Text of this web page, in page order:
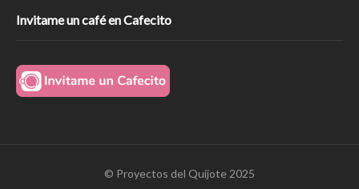
Invitame un café en Cafecito
© Proyectos del Quijote 2025